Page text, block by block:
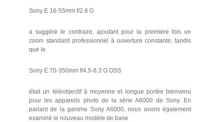
Sony E 16-55mm f/2.8 G
a suggéré le contraire, ajoutant pour la première fois un
zoom standard professionnel à ouverture constante, tandis
que le
Sony E 70-350mm f/4.5-6.3 G OSS
était un téléobjectif à moyenne et longue portée bienvenu
pour les appareils photo de la série A6000 de Sony. En
parlant de la gamme Sony A6000, nous avons également
examiné le nouveau modèle de base